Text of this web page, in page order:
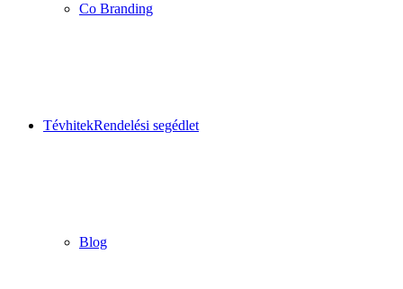
Co Branding
TévhitekRendelési segédlet
Blog